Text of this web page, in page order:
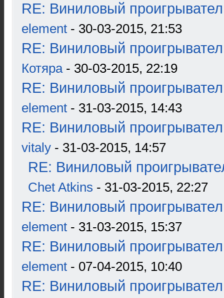
RE: Виниловый
element - 30-03-2015, 21:53
RE: Виниловый
Котяра- 30-03-2015, 22:19
RE: Виниловый
element - 31-03-2015, 14:43
RE: Виниловый
vitaly - 31-03-2015, 14:57
RE: Виниловый
Chet Atkins - 31-03-2015, 22:27
RE: Виниловый
element - 31-03-2015, 15:37
RE: Виниловый
element - 07-04-2015, 10:40
RE: Виниловый